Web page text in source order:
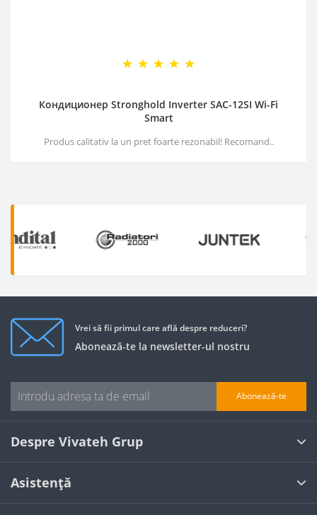
Кондиционер Stronghold Inverter SAC-12SI Wi-Fi
Smart
Produs calitativ la un pret foarte rezonabil! Recomand..
Vrei să fii primul care află despre reduceri?
Abonează-te la newsletter-ul nostru
Abonează-te
Despre Vivateh Grup
Asistență